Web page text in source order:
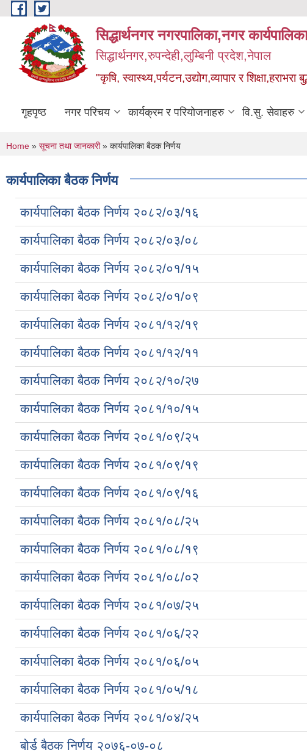
Skip to main content
सिद्धार्थनगर नगरपालिका,नगर
सिद्धार्थनगर,रुपन्देही,लुम्बिनी प्रदेश,नेपाल
"कृषि, स्वास्थ्य,पर्यटन,उद्योग,व्यापार र शिक्षा,हराभरा
गृहपृष्ठ नगर परिचय कार्यक्रम र परियोजनाहरु वि.सु. सेवाहरु
You are here
Home » सूचना तथा जानकारी» कार्यपालिका बैठक निर्णय
कार्यपालिका बैठक निर्णय
कार्यपालिका बैठक निर्णय २०८२/०३/१६
कार्यपालिका बैठक निर्णय २०८२/०३/०८
कार्यपालिका बैठक निर्णय २०८२/०१/१५
कार्यपालिका बैठक निर्णय २०८२/०१/०९
कार्यपालिका बैठक निर्णय २०८१/१२/१९
कार्यपालिका बैठक निर्णय २०८१/१२/११
कार्यपालिका बैठक निर्णय २०८२/१०/२७
कार्यपालिका बैठक निर्णय २०८१/१०/१५
कार्यपालिका बैठक निर्णय २०८१/०९/२५
कार्यपालिका बैठक निर्णय २०८१/०९/१९
कार्यपालिका बैठक निर्णय २०८१/०९/१६
कार्यपालिका बैठक निर्णय २०८१/०८/२५
कार्यपालिका बैठक निर्णय २०८१/०८/१९
कार्यपालिका बैठक निर्णय २०८१/०८/०२
कार्यपालिका बैठक निर्णय २०८१/०७/२५
कार्यपालिका बैठक निर्णय २०८१/०६/२२
कार्यपालिका बैठक निर्णय २०८१/०६/०५
कार्यपालिका बैठक निर्णय २०८१/०५/१८
कार्यपालिका बैठक निर्णय २०८१/०४/२५
बोर्ड बैठक निर्णय २०७६-०७-०८